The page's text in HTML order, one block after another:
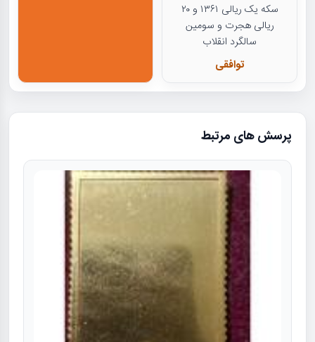
سکه یک ریالی ۱۳۶۱ و ۲۰
ریالی هجرت و سومین
سالگرد انقلاب
توافقی
پرسش های مرتبط